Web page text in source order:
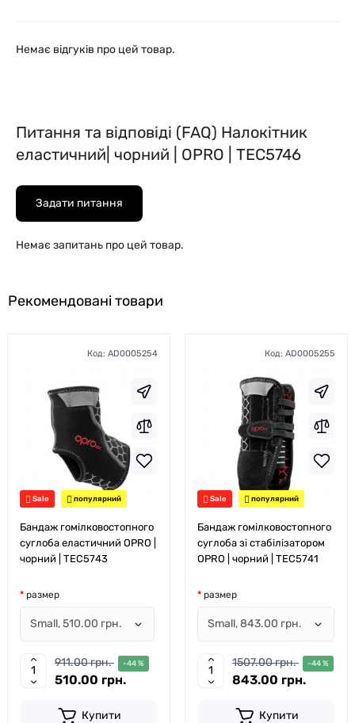
Немає відгуків про цей товар.
Питання та відповіді (FAQ) Налокітник
еластичний| чорний | OPRO | TEC5746
Задати питання
Немає запитань про цей товар.
Рекомендовані товари
Код: AD0005254
Sale популярний
Бандаж гомілковостопного
суглоба еластичний OPRO |
чорний | TEC5743
размер
911.00 грн. -44 %
510.00 грн.
Купити
Код: AD0005255
Sale популярний
Бандаж гомілковостопного
суглоба зі стабілізатором
OPRO | чорний | TEC5741
размер
1507.00 грн. -44 %
843.00 грн.
Купити